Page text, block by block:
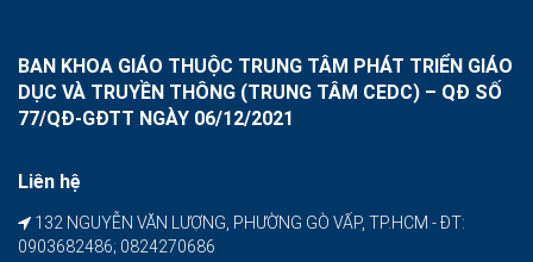
BAN KHOA GIÁO THUỘC TRUNG TÂM PHÁT TRIỂN GIÁO
DỤC VÀ TRUYỀN THÔNG (TRUNG TÂM CEDC) – QĐ SỐ
77/QĐ-GĐTT NGÀY 06/12/2021
Liên hệ
132 NGUYỄN VĂN LƯỢNG, PHƯỜNG GÒ VẤP, TP.HCM - ĐT:
0903682486; 0824270686